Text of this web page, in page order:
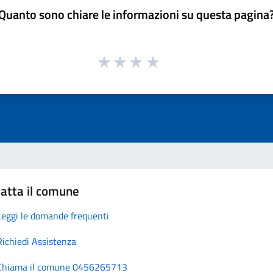
sono chiare le informazioni su questa
il comune
le domande frequenti
Assistenza
il comune 0456265713